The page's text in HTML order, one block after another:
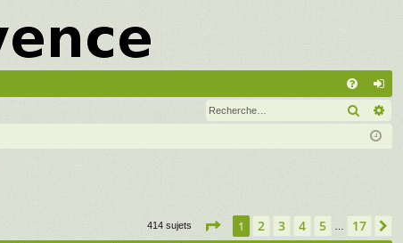
FA on
ne
414 sujets Page 1sur 17
1 2 3 4 5 … 17